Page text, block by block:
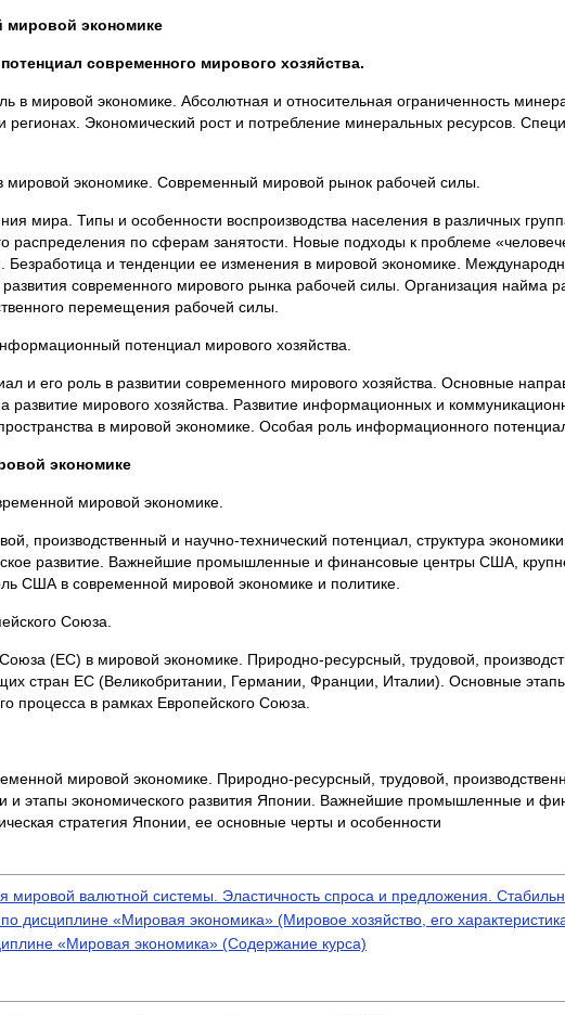
мировой экономике
современного мирового хозяйства.
в мировой экономике. Абсолютная и относительная ограниченность
регионах. Экономический рост и потребление минеральных ресурсов.
мировой экономике. Современный мировой рынок рабочей силы.
мира. Типы и особенности воспроизводства населения в различных
распределения по сферам занятости. Новые подходы к проблеме
Безработица и тенденции ее изменения в мировой экономике.
современного мирового рынка рабочей силы. Организация найма
перемещения рабочей силы.
потенциал мирового хозяйства.
и его роль в развитии современного мирового хозяйства. Основные
развитие мирового хозяйства. Развитие информационных и
в мировой экономике. Особая роль информационного
экономике
мировой экономике.
производственный и научно-технический потенциал, структура
развитие. Важнейшие промышленные и финансовые центры США,
США в современной мировой экономике и политике.
Союза.
(ЕС) в мировой экономике. Природно-ресурсный, трудовой,
стран ЕС (Великобритании, Германии, Франции, Италии). Основные
процесса в рамках Европейского Союза.
мировой экономике. Природно-ресурсный, трудовой,
и этапы экономического развития Японии. Важнейшие промышленные и
стратегия Японии, ее основные черты и особенности
валютной системы. Эластичность спроса и предложения.
дисциплине «Мировая экономика» (Мировое хозяйство, его
«Мировая экономика» (Содержание курса)